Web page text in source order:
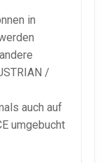
in
/
auch auf
umgebucht